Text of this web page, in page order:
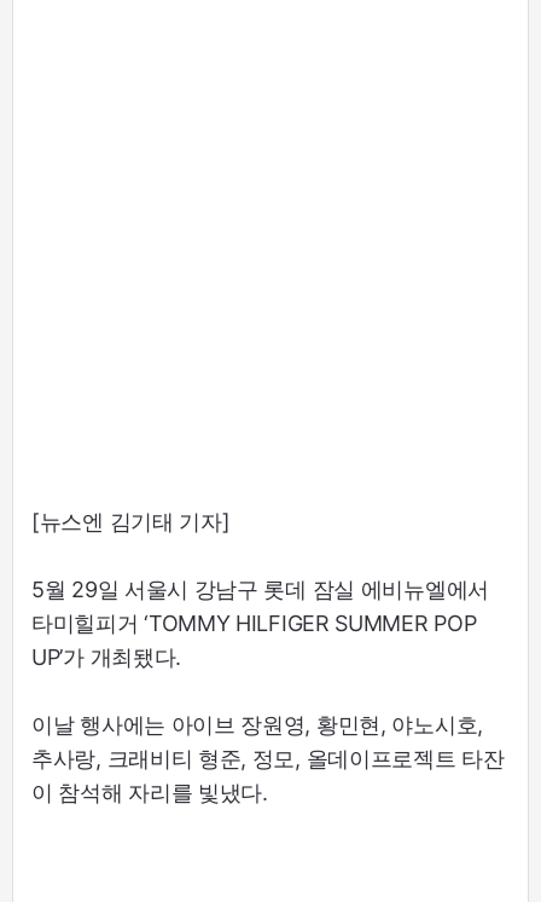
[뉴스엔 김기태 기자]
5월 29일 서울시 강남구 롯데 잠실 에비뉴엘에서
타미힐피거 ‘TOMMY HILFIGER SUMMER POP
UP’가 개최됐다.
이날 행사에는 아이브 장원영, 황민현, 야노시호,
추사랑, 크래비티 형준, 정모, 올데이프로젝트 타잔
이 참석해 자리를 빛냈다.